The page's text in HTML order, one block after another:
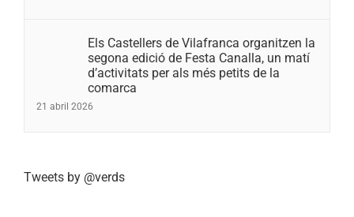
Els Castellers de Vilafranca organitzen la
segona edició de Festa Canalla, un matí
d’activitats per als més petits de la
comarca
21 abril 2026
Tweets by @verds